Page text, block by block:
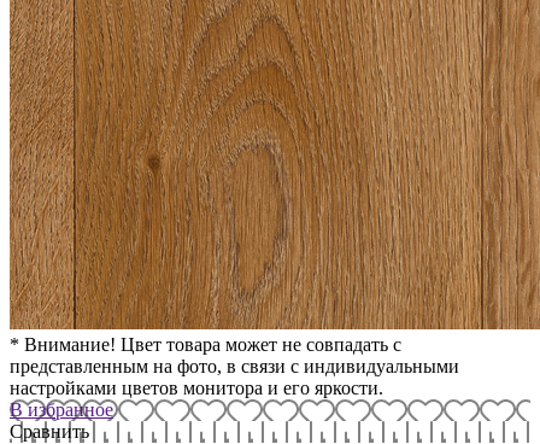
* Внимание! Цвет товара может не совпадать с
представленным на фото, в связи с индивидуальными
настройками цветов монитора и его яркости.
В избранное
Сравнить